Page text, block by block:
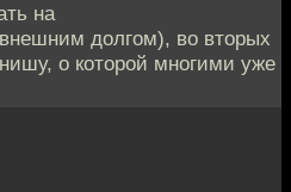
на
долгом), во вторых
о которой многими уже